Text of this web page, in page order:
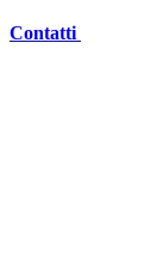
Contatti